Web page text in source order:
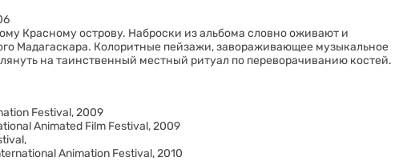
Красному острову. Наброски из альбома словно оживают и
Мадагаскара. Колоритные пейзажи, завораживающее музыкальное
на таинственный местный ритуал по переворачиванию костей.
Festival, 2009
Animated Film Festival, 2009
Animation Festival, 2010